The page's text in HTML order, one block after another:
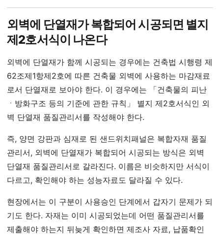
외벽에 단열재가 복합되어 시공되면 별지
제2호서식이 나온다
외벽에 단열재가 함께 시공되는 경우에는 건축법 시행령 제
62조제1항제2호에 따른 건축물 외벽에 사용하는 마감재료
로서 단열재로 보아야 한다. 이 경우에는 「건축물의 피난
ㆍ방화구조 등의 기준에 관한 규칙」 별지 제2호서식인 외
벽 단열재 품질관리서를 작성해야 한다.
즉, 양면 강판과 심재로 된 샌드위치패널은 복합자재 품질
관리서, 외벽에 단열재가 복합되어 시공되는 방식은 외벽
단열재 품질관리서로 갈라진다. 이름은 비슷하지만 서식이
다르고, 확인해야 하는 성능자료도 달라질 수 있다.
현장에서는 이 구분이 사용승인 단계에서 갑자기 문제가 되
기도 한다. 자재는 이미 시공되었는데 어떤 품질관리서를
제출해야 하는지 뒤늦게 확인하면 제조사 자료, 납품확인